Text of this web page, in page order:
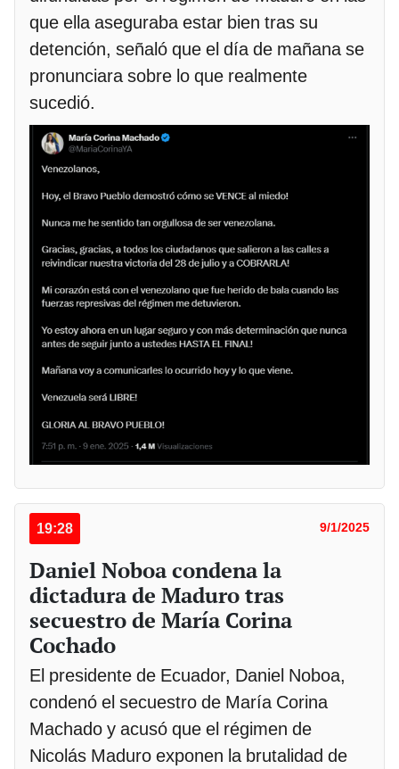
que ella aseguraba estar bien tras su
detención, señaló que el día de mañana se
pronunciara sobre lo que realmente
sucedió.
19:28 9/1/2025
Daniel Noboa condena la
dictadura de Maduro tras
secuestro de María Corina
Cochado
El presidente de Ecuador, Daniel Noboa,
condenó el secuestro de María Corina
Machado y acusó que el régimen de
Nicolás Maduro exponen la brutalidad de